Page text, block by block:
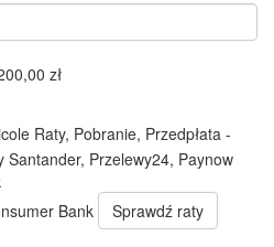
zł
Raty, Pobranie, Przedpłata -
Santander, Przelewy24, Paynow
Sprawdź raty